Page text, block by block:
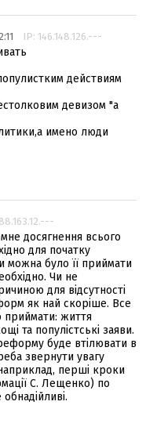
IP: 146.148.126.---
действиям
девизом "а
имено люди
досягнення всього
для початку
можна було її приймати
Чи не
для відсутності
як най скоріше. Все
приймати: життя
та популістські заяви.
буде втілювати в
звернути увагу
перші кроки
С. Лещенко) по